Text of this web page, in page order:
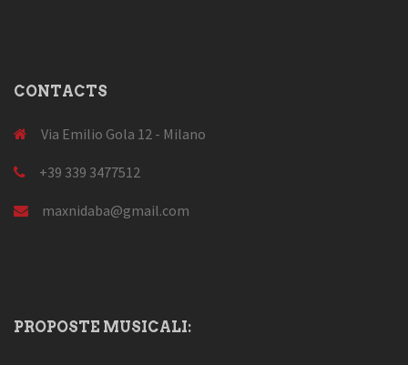
CONTACTS
Via Emilio Gola 12 - Milano
+39 339 3477512
maxnidaba@gmail.com
PROPOSTE MUSICALI: